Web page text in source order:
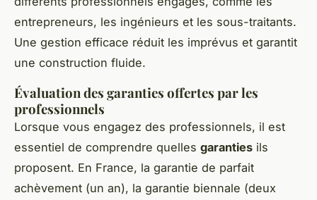
entrepreneurs, les ingénieurs et les sous-traitants.
Une gestion efficace réduit les imprévus et garantit
une construction fluide.
Évaluation des garanties offertes par les
professionnels
Lorsque vous engagez des professionnels, il est
essentiel de comprendre quelles garanties ils
proposent. En France, la garantie de parfait
achèvement (un an), la garantie biennale (deux